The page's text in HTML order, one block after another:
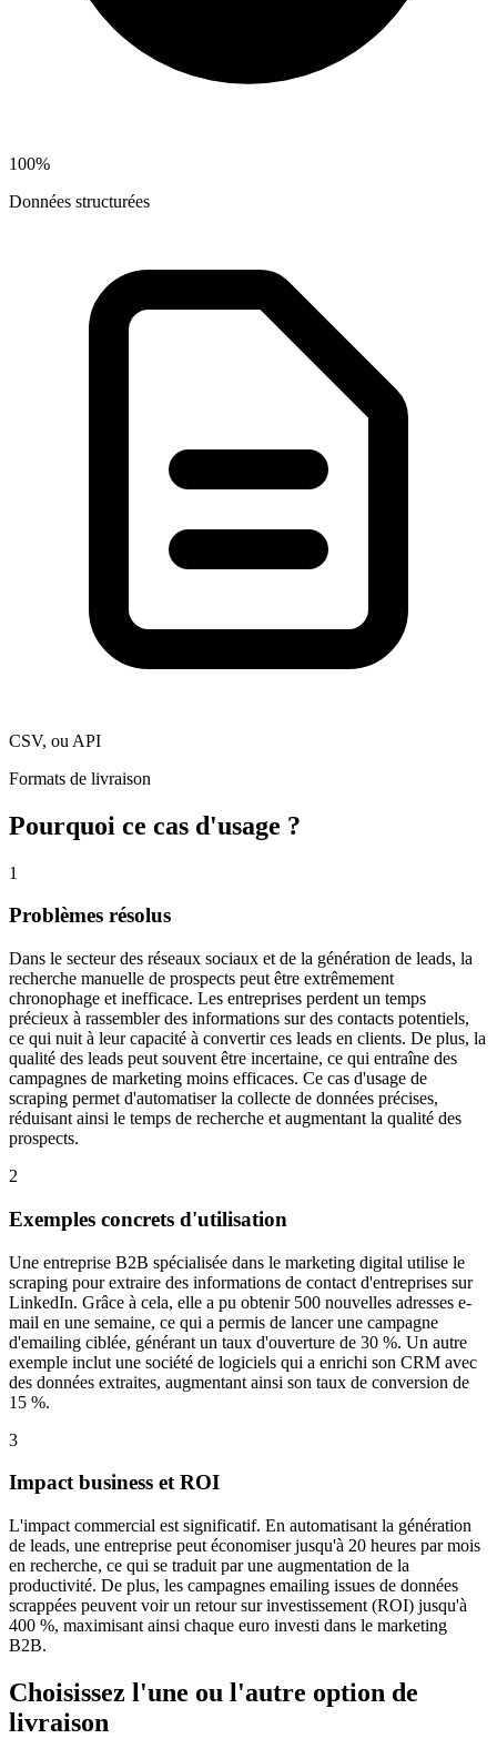
100%
Données structurées
CSV, ou API
Formats de livraison
Pourquoi ce cas d'usage ?
1
Problèmes résolus
Dans le secteur des réseaux sociaux et de la génération de leads, la
recherche manuelle de prospects peut être extrêmement
chronophage et inefficace. Les entreprises perdent un temps
précieux à rassembler des informations sur des contacts potentiels,
ce qui nuit à leur capacité à convertir ces leads en clients. De plus, la
qualité des leads peut souvent être incertaine, ce qui entraîne des
campagnes de marketing moins efficaces. Ce cas d'usage de
scraping permet d'automatiser la collecte de données précises,
réduisant ainsi le temps de recherche et augmentant la qualité des
prospects.
2
Exemples concrets d'utilisation
Une entreprise B2B spécialisée dans le marketing digital utilise le
scraping pour extraire des informations de contact d'entreprises sur
LinkedIn. Grâce à cela, elle a pu obtenir 500 nouvelles adresses e-
mail en une semaine, ce qui a permis de lancer une campagne
d'emailing ciblée, générant un taux d'ouverture de 30 %. Un autre
exemple inclut une société de logiciels qui a enrichi son CRM avec
des données extraites, augmentant ainsi son taux de conversion de
15 %.
3
Impact business et ROI
L'impact commercial est significatif. En automatisant la génération
de leads, une entreprise peut économiser jusqu'à 20 heures par mois
en recherche, ce qui se traduit par une augmentation de la
productivité. De plus, les campagnes emailing issues de données
scrappées peuvent voir un retour sur investissement (ROI) jusqu'à
400 %, maximisant ainsi chaque euro investi dans le marketing
B2B.
Choisissez l'une ou l'autre option de
livraison